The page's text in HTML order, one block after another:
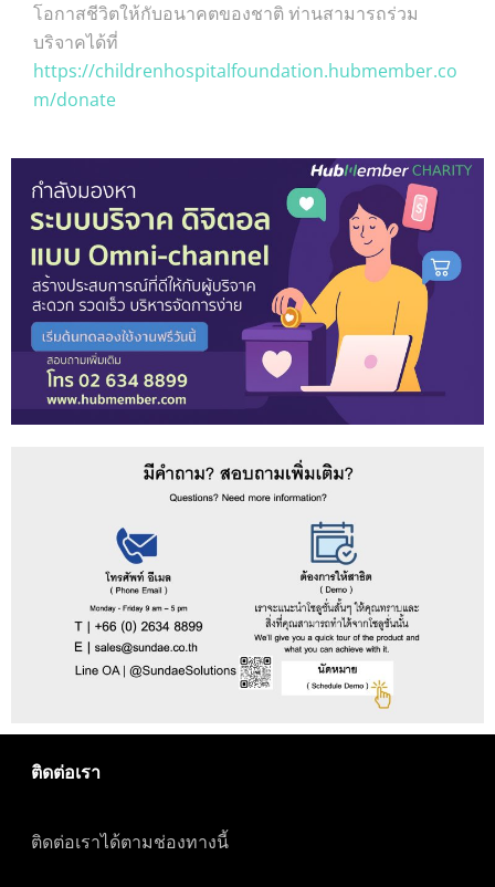
โอกาสชีวิตให้กับอนาคตของชาติ ท่านสามารถร่วม
บริจาคได้ที่
https://childrenhospitalfoundation.hubmember.co
m/donate
ติดต่อเรา
ติดต่อเราได้ตามช่องทางนี้